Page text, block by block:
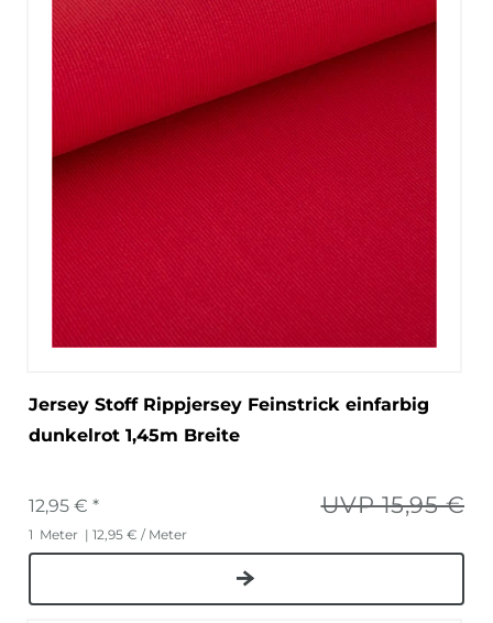
Jersey Stoff Rippjersey Feinstrick einfarbig
dunkelrot 1,45m Breite
UVP 15,95 €
12,95 € *
1 Meter | 12,95 € / Meter